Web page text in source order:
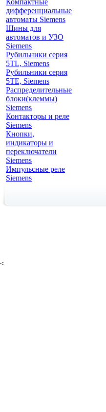
Компактные
дифференциальные
автоматы Siemens
Шины для
автоматов и УЗО
Siemens
Рубильники серия
5TL, Siemens
Рубильники серия
5TE, Siemens
Распределительные
блоки(клеммы)
Siemens
Контакторы и реле
Siemens
Кнопки,
индикаторы и
переключатели
Siemens
Импульсные реле
Siemens
<